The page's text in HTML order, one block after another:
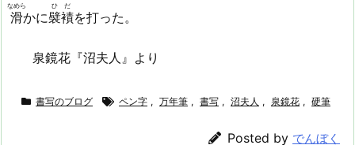
滑
なめら
かに襞襀
ひだ
を打った。
泉鏡花『沼夫人』より
書写のブログ ペン字 , 万年筆 , 書写 , 沼夫人 , 泉鏡花 , 硬筆
Posted by でんぼく